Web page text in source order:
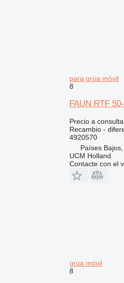
para grúa móvil
8
FAUN RTF
Precio a
Recambio -
4920570
Países
UCM Holland
Contacte con el
grúa móvil
8